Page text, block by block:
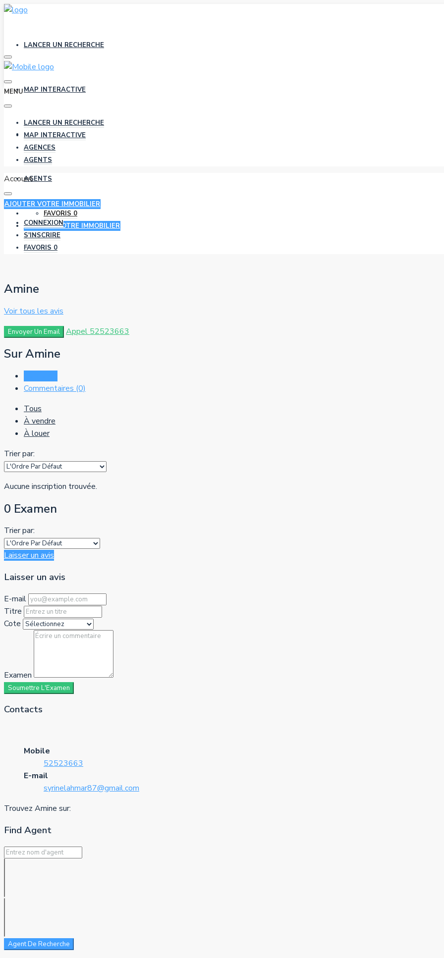
LANCER UN RECHERCHE
MAP INTERACTIVE
AGENCES
AGENTS
FAVORIS 0
AJOUTER VOTRE IMMOBILIER
MENU
LANCER UN RECHERCHE
MAP INTERACTIVE
AGENCES
AGENTS
Account
AJOUTER VOTRE IMMOBILIER
CONNEXION
S'INSCRIRE
FAVORIS 0
Amine
Voir tous les avis
Envoyer Un Email Appel 52523663
Sur Amine
Commentaires (0)
Tous
À vendre
À louer
Trier par:
Aucune inscription trouvée.
0 Examen
Trier par:
Laisser un avis
Laisser un avis
E-mail
Titre
Cote
Examen
Soumettre L'Examen
Contacts
Mobile
52523663
E-mail
syrinelahmar87@gmail.com
Trouvez Amine sur:
Find Agent
Agent De Recherche